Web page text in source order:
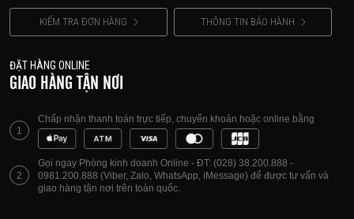
KIỂM TRA ĐƠN HÀNG THÔNG TIN BẢO HÀNH
ĐẶT HÀNG ONLINE
GIAO HÀNG TẬN NƠI
1
Chấp nhận thanh toán trực tiếp, chuyển khoản hoặc online bằng
2
Gọi ngay Phòng kinh doanh Online - ĐT: (028) 38.200.888 -
0981.200.888 (Viber, Zalo, WhatsApp, iMessage) để được tư vấn và
giao hàng tận nơi trên toàn quốc.